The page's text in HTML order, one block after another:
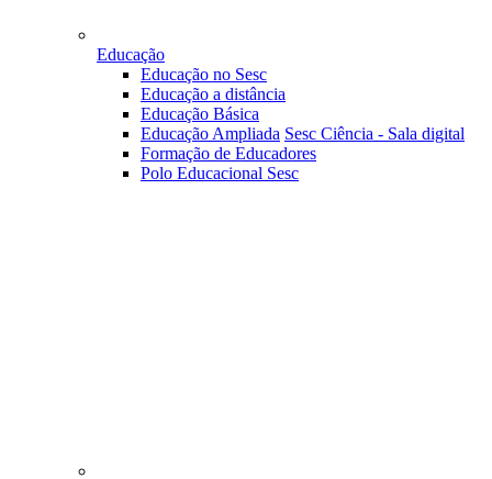
Educação
Educação no Sesc
Educação a distância
Educação Básica
Educação Ampliada Sesc Ciência - Sala digital
Formação de Educadores
Polo Educacional Sesc